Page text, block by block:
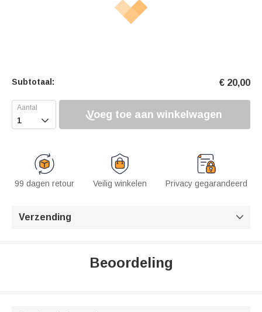
Subtotaal: € 20,00
 Voeg toe aan winkelwagen
99 dagen retour Veilig winkelen Privacy gegarandeerd
Verzending 
Beoordeling